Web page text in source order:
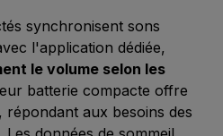
synchronisent sons
l'application dédiée,
le volume selon les
batterie compacte offre
aux besoins des